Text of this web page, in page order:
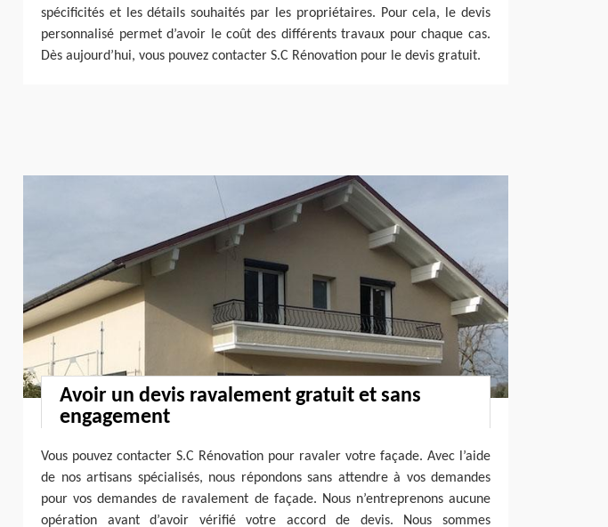
spécificités et les détails souhaités par les propriétaires. Pour cela, le devis
personnalisé permet d’avoir le coût des différents travaux pour chaque cas.
Dès aujourd’hui, vous pouvez contacter S.C Rénovation pour le devis gratuit.
Avoir un devis ravalement gratuit et sans
engagement
Vous pouvez contacter S.C Rénovation pour ravaler votre façade. Avec l’aide
de nos artisans spécialisés, nous répondons sans attendre à vos demandes
pour vos demandes de ravalement de façade. Nous n’entreprenons aucune
opération avant d’avoir vérifié votre accord de devis. Nous sommes